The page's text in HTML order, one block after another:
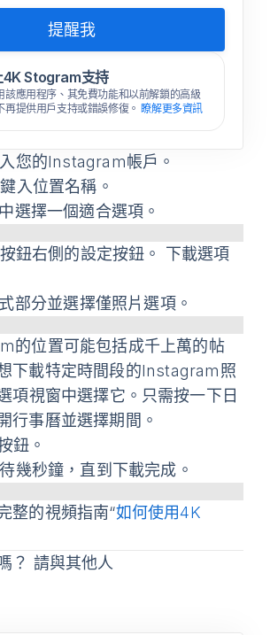
提醒我
4K Stogram支持
該應用程序、其免費功能和以前解鎖的高級
再提供用戶支持或錯誤修復。 瞭解更多資訊
您的Instagram帳戶。
入位置名稱。
選擇一個適合選項。
按鈕右側的設定按鈕。 下載選項
部分並選擇僅照片選項。
的位置可能包括成千上萬的帖
下載特定時間段的Instagram照
項視窗中選擇它。只需按一下日
行事曆並選擇期間。
鈕。
幾秒鐘，直到下載完成。
整的視頻指南“如何使用4K
？ 請與其他人